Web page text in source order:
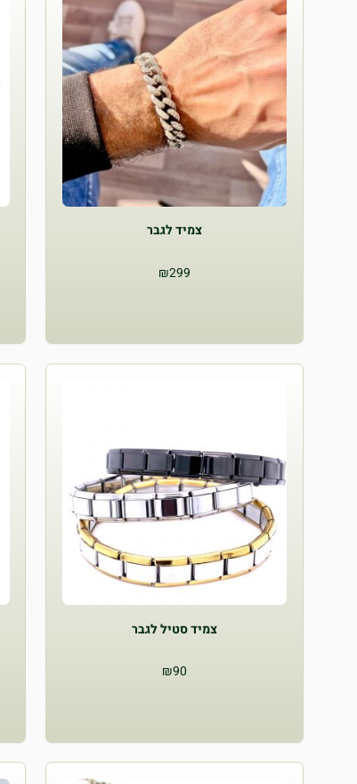
צמיד לגבר
₪299
צמיד סטיל לגבר
₪90
למוצר